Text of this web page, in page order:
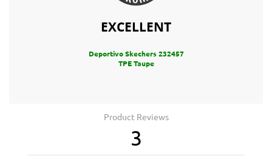
EXCELLENT
Deportivo Skechers 232457
TPE Taupe
Product Reviews
3